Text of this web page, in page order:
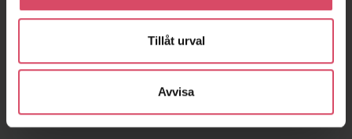
Tillåt urval
Avvisa